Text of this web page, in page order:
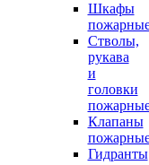
Шкафы
Стволы,
рукава
и
головки
Клапаны
Гидранты